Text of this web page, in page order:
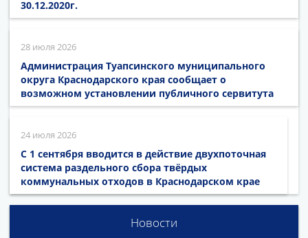
30.12.2020г.
28 июля 2026
Администрация Туапсинского муниципального
округа Краснодарского края сообщает о
возможном установлении публичного сервитута
24 июля 2026
С 1 сентября вводится в действие двухпоточная
система раздельного сбора твёрдых
коммунальных отходов в Краснодарском крае
Новости